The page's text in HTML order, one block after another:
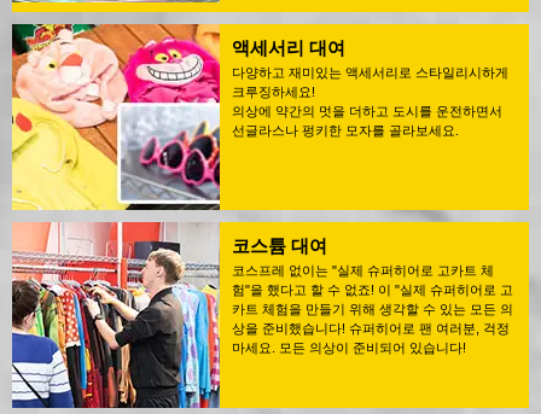
액세서리 대여
다양하고 재미있는 액세서리로 스타일리시하게
크루징하세요!
의상에 약간의 멋을 더하고 도시를 운전하면서
선글라스나 펑키한 모자를 골라보세요.
코스튬 대여
코스프레 없이는 "실제 슈퍼히어로 고카트 체
험"을 했다고 할 수 없죠! 이 "실제 슈퍼히어로 고
카트 체험을 만들기 위해 생각할 수 있는 모든 의
상을 준비했습니다! 슈퍼히어로 팬 여러분, 걱정
마세요. 모든 의상이 준비되어 있습니다!